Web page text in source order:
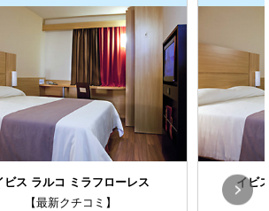
ビス ラルコ ミラフローレス
【最新クチコミ】
イビ